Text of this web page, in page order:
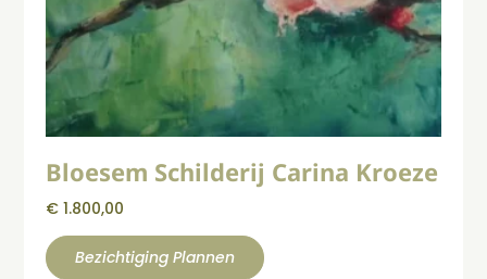
Bloesem Schilderij Carina Kroeze
€ 1.800,00
Bezichtiging Plannen